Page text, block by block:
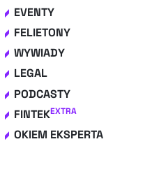
EVENTY
FELIETONY
WYWIADY
LEGAL
PODCASTY
FINTEKEXTRA
OKIEM EKSPERTA